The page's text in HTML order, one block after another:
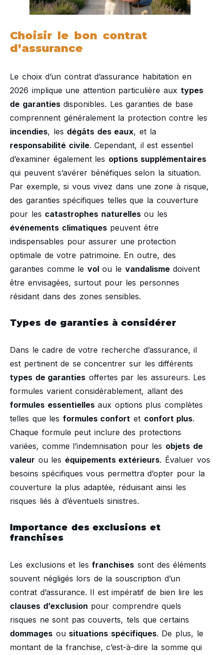
Choisir le bon contrat
d’assurance
Le choix d’un contrat d’assurance habitation en
2026 implique une attention particulière aux types
de garantiesdisponibles. Les garanties de base
comprennent généralement la protection contre les
incendies, les dégâts des eaux, et la
responsabilité civile. Cependant, il est essentiel
d’examiner également les options supplémentaires
qui peuvent s’avérer bénéfiques selon la situation.
Par exemple, si vous vivez dans une zone à risque,
des garanties spécifiques telles que la couverture
pour les catastrophes naturellesou les
événements climatiquespeuvent être
indispensables pour assurer une protection
optimale de votre patrimoine. En outre, des
garanties comme le volou le vandalismedoivent
être envisagées, surtout pour les personnes
résidant dans des zones sensibles.
Types de garanties à considérer
Dans le cadre de votre recherche d’assurance, il
est pertinent de se concentrer sur les différents
types de garanties offertes par les assureurs. Les
formules varient considérablement, allant des
formules essentiellesaux options plus complètes
telles que les formules confort et confort plus.
Chaque formule peut inclure des protections
variées, comme l’indemnisation pour les objets de
valeur ou les équipements extérieurs. Évaluer vos
besoins spécifiques vous permettra d’opter pour la
couverture la plus adaptée, réduisant ainsi les
risques liés à d’éventuels sinistres.
Importance des exclusions et
franchises
Les exclusions et lesfranchises sont des éléments
souvent négligés lors de la souscription d’un
contrat d’assurance. Il est impératif de bien lire les
clauses d’exclusion pour comprendre quels
risques ne sont pas couverts, tels que certains
dommages ou situations spécifiques. De plus, le
montant de la franchise, c’est-à-dire la somme qui